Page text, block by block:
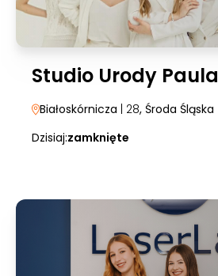
Studio Urody Paula
Białoskórnicza | 28, Środa Śląska
Dzisiaj:zamknięte